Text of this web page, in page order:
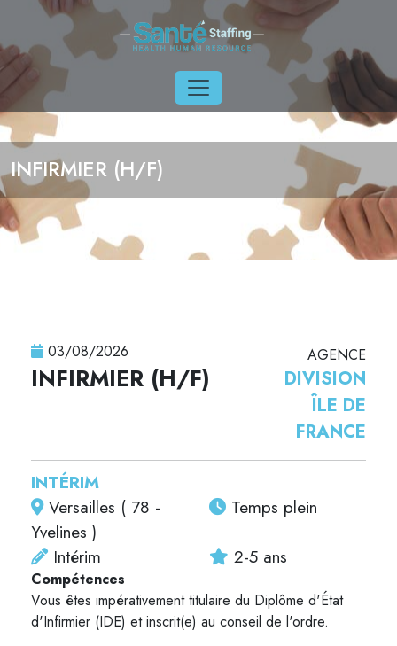
Aller au contenu principal
INFIRMIER (H/F)
03/08/2026
INFIRMIER (H/F)
AGENCE
DIVISION
ÎLE DE
FRANCE
INTÉRIM
Versailles ( 78 -
Yvelines )
Temps plein
Intérim
2-5 ans
Compétences
Vous êtes impérativement titulaire du Diplôme d'État
d'Infirmier (IDE) et inscrit(e) au conseil de l'ordre.